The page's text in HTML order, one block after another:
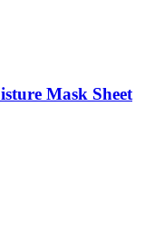
Mask Sheet